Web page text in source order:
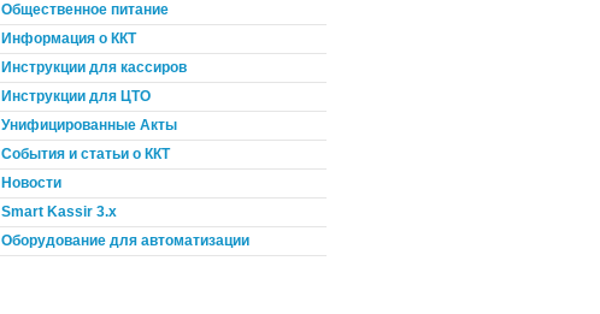
Общественное питание
Информация о ККТ
Инструкции для кассиров
Инструкции для ЦТО
Унифицированные Акты
События и статьи о ККТ
Новости
Smart Kassir 3.x
Оборудование для автоматизации